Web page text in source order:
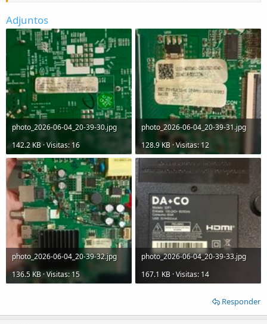
Adjuntos
photo_2026-06-04_20-39-30.jpg
142.2 KB · Visitas: 16
photo_2026-06-04_20-39-31.jpg
128.9 KB · Visitas: 12
photo_2026-06-04_20-39-32.jpg
136.5 KB · Visitas: 15
photo_2026-06-04_20-39-33.jpg
167.1 KB · Visitas: 14
Responder